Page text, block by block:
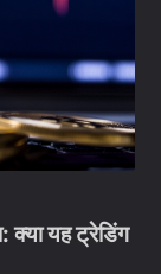
यह ट्रेडिंग